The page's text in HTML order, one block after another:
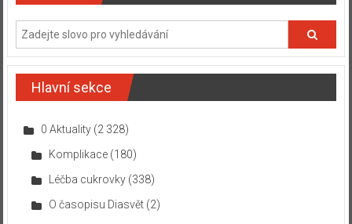
Hlavní sekce
0 Aktuality(2 328)
Komplikace(180)
Léčba cukrovky(338)
O časopisu Diasvět(2)